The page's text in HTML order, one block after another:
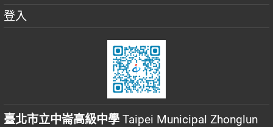
登入
臺北市立中崙高級中學 Taipei Municipal Zhonglun